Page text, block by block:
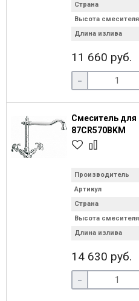
Страна
Высота смесителя
Длина излива
11 660 руб.
-
Смеситель для
87CR570BKM
Производитель
Артикул
Страна
Высота смесителя
Длина излива
14 630 руб.
-